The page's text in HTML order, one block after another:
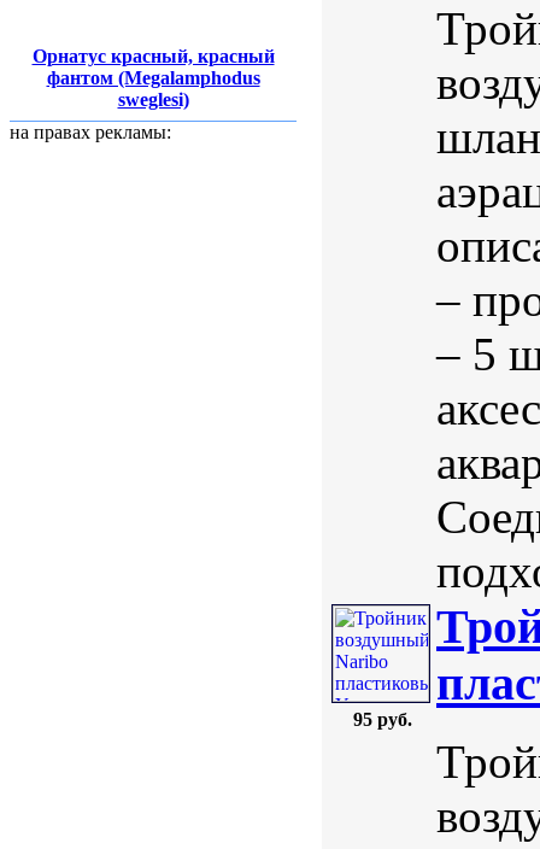
Орнатус красный, красный
фантом (Megalamphodus
sweglesi)
на правах рекламы:
–
– 5
95 руб.